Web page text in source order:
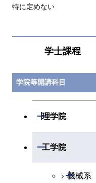
特に定めない
学士課程
学院等開講科目
理学院
開閉
物理学系
工学院
開閉
機械系
開閉